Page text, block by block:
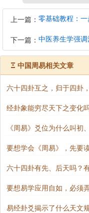
有按后天八卦次序
十四卦。
有按八卦卦象次序
宫卦次图。
上一篇： 零基础教程：
下一篇：
Ξ 中国周易相关文章
六十四卦互之，归于四卦
经卦象能穷尽天下之变化
《周易》爻位为什么叫初
要想学会《周易》，先要
六十四卦有先、后天吗？
要想易学应用自如，必须
易经卦爻揭示了什么天文